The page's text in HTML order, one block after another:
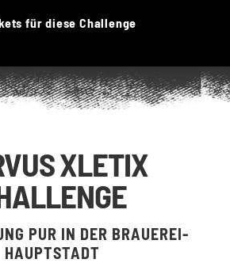
für diese Challenge
XLETIX
PUR IN DER BRAUEREI-
HAUPTSTADT